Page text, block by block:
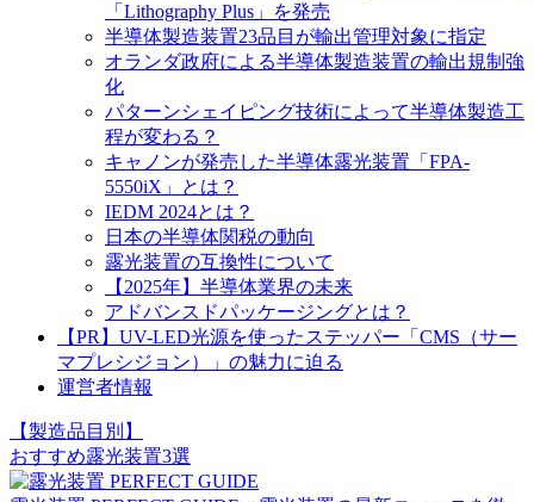
「Lithography Plus」を発売
半導体製造装置23品目が輸出管理対象に指定
オランダ政府による半導体製造装置の輸出規制強
化
パターンシェイピング技術によって半導体製造工
程が変わる？
キャノンが発売した半導体露光装置「FPA-
5550iX」とは？
IEDM 2024とは？
日本の半導体関税の動向
露光装置の互換性について
【2025年】半導体業界の未来
アドバンスドパッケージングとは？
【PR】UV-LED光源を使ったステッパー「CMS（サー
マプレシジョン）」の魅力に迫る
運営者情報
【製造品目別】
おすすめ露光装置3選